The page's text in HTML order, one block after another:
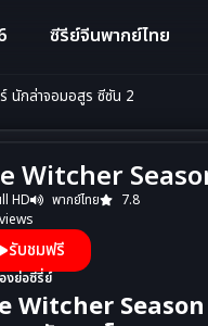
ซีรีย์จีนพากย์ไทย
นักล่าจอมอสูร ซีซัน 2
Witcher
HD พากย์ไทย
7.8
รับชมฟรี
งย่อซีรี่ย์
Witcher